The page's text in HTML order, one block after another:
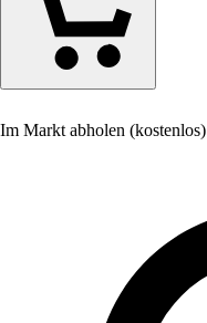
Im Markt abholen (kostenlos)